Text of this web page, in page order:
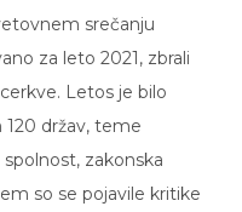
srečanju
za leto 2021, zbrali
Letos je bilo
držav, teme
zakonska
so se pojavile kritike